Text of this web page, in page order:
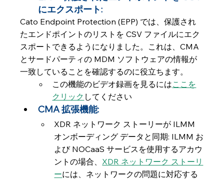
にエクスポート:
Cato Endpoint Protection (EPP) では、保護され
たエンドポイントのリストを CSV ファイルにエク
スポートできるようになりました。これは、CMA
とサードパーティの MDM ソフトウェアの情報が
一致していることを確認するのに役立ちます。
この機能のビデオ録画を見るにはここを
クリック してください
CMA 拡張機能:
XDR ネットワーク ストーリーが ILMM
オンボーディング データと同期: ILMM お
よび NOCaaS サービスを使用するアカウ
ントの場合、 XDR ネットワーク ストーリ
ーには、ネットワークの問題に対応する